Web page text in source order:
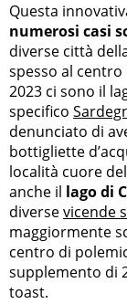
Questa
numerosi casi
diverse città
spesso al
2023 ci sono il
specifico
denunciato di
bottigliette
località cuore
anche il lago di
diversevicende
maggiormente
centro di
supplemento di
toast.